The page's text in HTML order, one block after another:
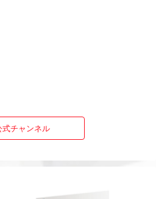
式チャンネル